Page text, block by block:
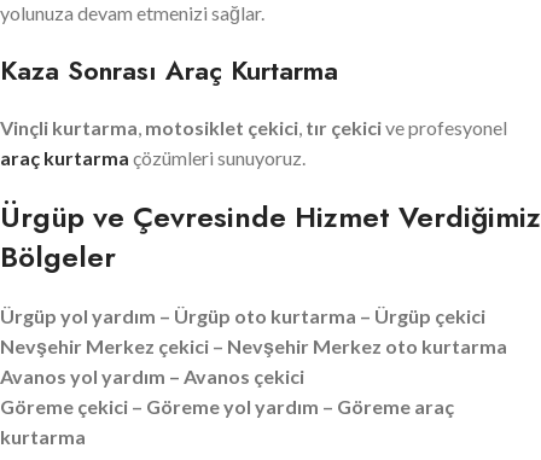
yolunuza devam etmenizi sağlar.
Kaza Sonrası Araç Kurtarma
Vinçli kurtarma, motosiklet çekici, tır çekicive profesyonel
araç kurtarma çözümleri sunuyoruz.
Ürgüp ve Çevresinde Hizmet Verdiğimiz
Bölgeler
Ürgüp yol yardım – Ürgüp oto kurtarma – Ürgüp çekici
Nevşehir Merkez çekici – Nevşehir Merkez oto kurtarma
Avanos yol yardım – Avanos çekici
Göreme çekici – Göreme yol yardım – Göreme araç
kurtarma